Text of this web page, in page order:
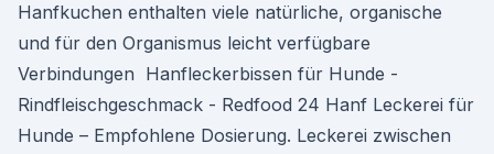
Hanfkuchen enthalten viele natürliche, organische
und für den Organismus leicht verfügbare
Verbindungen Hanfleckerbissen für Hunde -
Rindfleischgeschmack - Redfood 24 Hanf Leckerei für
Hunde – Empfohlene Dosierung. Leckerei zwischen